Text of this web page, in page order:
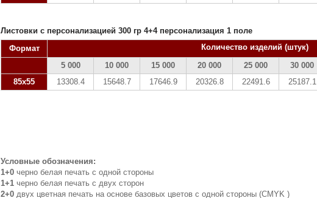
Листовки с персонализацией 300 гр 4+4 персонализация 1 поле
Формат
Количество изделий (штук)
5 000
10 000 15 000 20 000 25 000 30 000
85х55
13308.4 15648.7 17646.9 20326.8 22491.6 25187.1
Условные обозначения:
1+0 черно белая печать с одной стороны
1+1 черно белая печать с двух сторон
2+0 двух цветная печать на основе базовых цветов с одной стороны (CMYK )